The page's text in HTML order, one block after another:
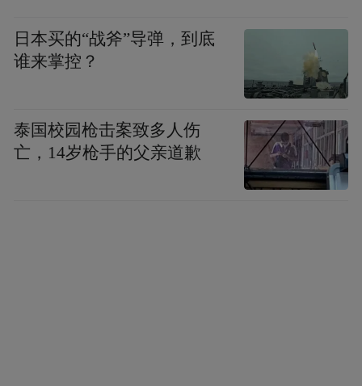
挑选艾叶、薄荷等药材，小心翼翼地装入五
彩锦囊，每一个香囊都成了独一无二的“健康
日本买的“战斧”导弹，到底
谁来掌控？
泰国校园枪击案致多人伤
亡，14岁枪手的父亲道歉